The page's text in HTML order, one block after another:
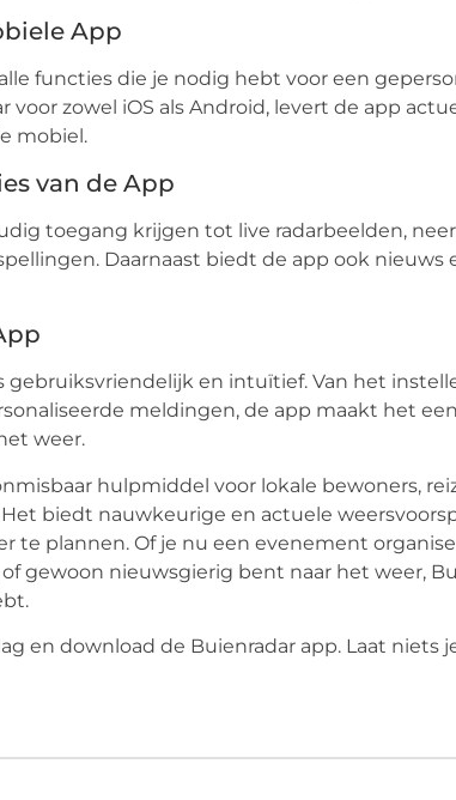
App
functies die je nodig hebt voor een
voor zowel iOS als Android, levert de app
mobiel.
van de App
toegang krijgen tot live radarbeelden,
Daarnaast biedt de app ook nieuws
gebruiksvriendelijk en intuïtief. Van het
meldingen, de app maakt het
weer.
hulpmiddel voor lokale bewoners,
biedt nauwkeurige en actuele
te plannen. Of je nu een evenement
gewoon nieuwsgierig bent naar het weer,
en download de Buienradar app. Laat niets